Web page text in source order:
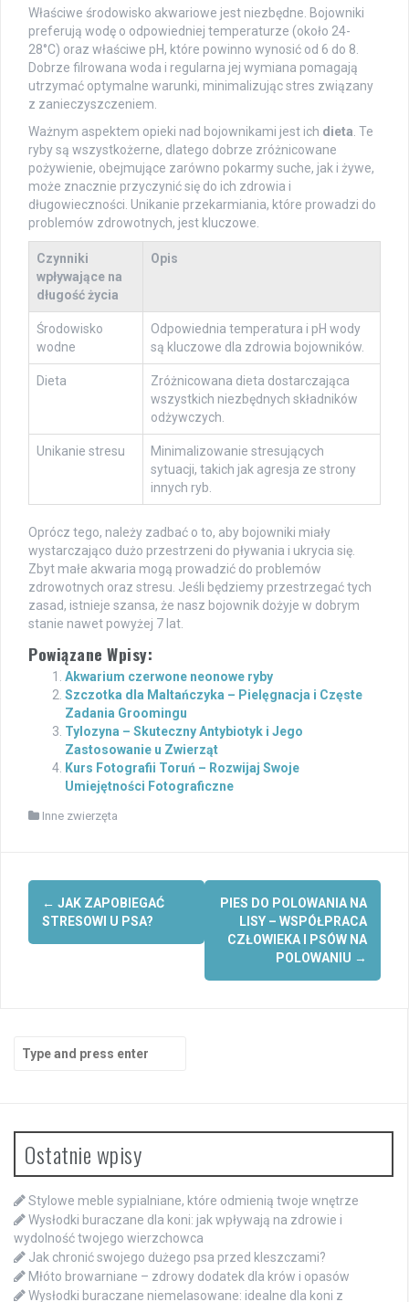
Właściwe środowisko akwariowe jest niezbędne. Bojowniki
preferują wodę o odpowiedniej temperaturze (około 24-
28°C) oraz właściwe pH, które powinno wynosić od 6 do 8.
Dobrze filrowana woda i regularna jej wymiana pomagają
utrzymać optymalne warunki, minimalizując stres związany
z zanieczyszczeniem.
Ważnym aspektem opieki nad bojownikami jest ich dieta . Te
ryby są wszystkożerne, dlatego dobrze zróżnicowane
pożywienie, obejmujące zarówno pokarmy suche, jak i żywe,
może znacznie przyczynić się do ich zdrowia i
długowieczności. Unikanie przekarmiania, które prowadzi do
problemów zdrowotnych, jest kluczowe.
Czynniki
wpływające na
długość życia
Opis
Środowisko
wodne
Odpowiednia temperatura i pH wody
są kluczowe dla zdrowia bojowników.
Dieta
Zróżnicowana dieta dostarczająca
wszystkich niezbędnych składników
odżywczych.
Unikanie stresu
Minimalizowanie stresujących
sytuacji, takich jak agresja ze strony
innych ryb.
Oprócz tego, należy zadbać o to, aby bojowniki miały
wystarczająco dużo przestrzeni do pływania i ukrycia się.
Zbyt małe akwaria mogą prowadzić do problemów
zdrowotnych oraz stresu. Jeśli będziemy przestrzegać tych
zasad, istnieje szansa, że nasz bojownik dożyje w dobrym
stanie nawet powyżej 7 lat.
Powiązane Wpisy:
Akwarium czerwone neonowe ryby
Szczotka dla Maltańczyka – Pielęgnacja i Częste
Zadania Groomingu
Tylozyna – Skuteczny Antybiotyk i Jego
Zastosowanie u Zwierząt
Kurs Fotografii Toruń – Rozwijaj Swoje
Umiejętności Fotograficzne
Inne zwierzęta
Post
navigation
← JAK ZAPOBIEGAĆ
STRESOWI U PSA?
PIES DO POLOWANIA NA
LISY – WSPÓŁPRACA
CZŁOWIEKA I PSÓW NA
POLOWANIU →
for:
Ostatnie wpisy
Stylowe meble sypialniane, które odmienią twoje wnętrze
Wysłodki buraczane dla koni: jak wpływają na zdrowie i
wydolność twojego wierzchowca
Jak chronić swojego dużego psa przed kleszczami?
Młóto browarniane – zdrowy dodatek dla krów i opasów
Wysłodki buraczane niemelasowane: idealne dla koni z